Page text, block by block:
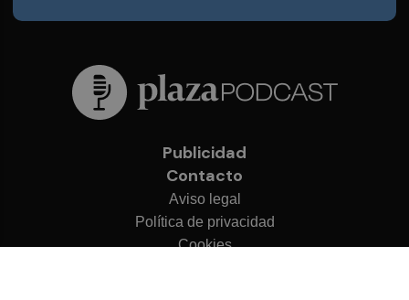
Publicidad
Contacto
Aviso legal
Política de privacidad
Cookies